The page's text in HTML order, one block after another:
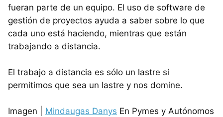
fueran parte de un equipo. El uso de software de
gestión de proyectos ayuda a saber sobre lo que
cada uno está haciendo, mientras que están
trabajando a distancia.
El trabajo a distancia es sólo un lastre si
permitimos que sea un lastre y nos domine.
Imagen | Mindaugas Danys En Pymes y Autónomos